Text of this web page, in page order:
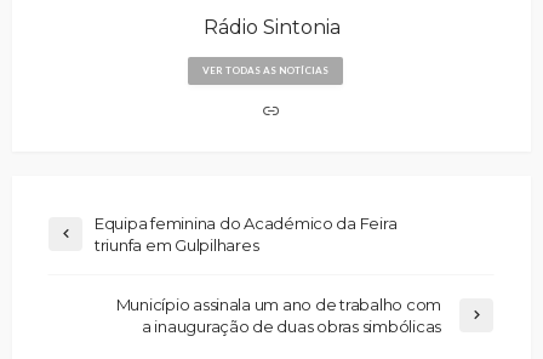
Rádio Sintonia
VER TODAS AS NOTÍCIAS
Equipa feminina do Académico da Feira
triunfa em Gulpilhares
Município assinala um ano de trabalho com
a inauguração de duas obras simbólicas